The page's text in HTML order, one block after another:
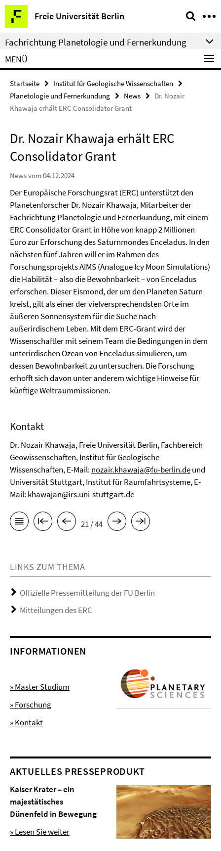
Springe
direkt
zu
Inhalt
Freie Universität Berlin
Service-
Navigation
Fachrichtung Planetologie und Fernerkundung
MENÜ
Startseite
Institut für Geologische Wissenschaften
Planetologie und Fernerkundung
News
Dr. Nozair
Khawaja erhält ERC Consolidator Grant
Dr. Nozair Khawaja erhält ERC
Consolidator Grant
News vom 04.12.2024
Der Europäische Forschungsrat (ERC) unterstützt den
Planetenforscher Dr. Nozair Khawaja, Mitarbeiter der
Fachrichtung Planetologie und Fernerkundung, mit einem
ERC Consolidator Grant in Höhe von knapp 2 Millionen
Euro zur Erforschung des Saturnmondes Enceladus. In den
nächsten fünf Jahren will er im Rahmen des
Forschungsprojekts AIMS (Analogue Icy Moon Simulations)
die Habilität – also die Bewohnbarkeit – von Enceladus
erforschen. Dieser Eismond, der um den Planeten Saturn
kreist, gilt als einer der vielversprechendsten Orte im
äußeren Sonnensystem für die Suche nach
außerirdischem Leben. Mit dem ERC-Grant wird der
Wissenschaftler mit seinem Team die Bedingungen in dem
unterirdischen Ozean von Enceladus simulieren, um
dessen Bewohnbarkeit zu untersuchen. Die Forschung
erhofft sich davon unter anderem wichtige Hinweise für
künftige Weltraummissionen.
Kontakt
Dr. Nozair Khawaja, Freie Universität Berlin, Fachbereich
Geowissenschaften, Institut für Geologische
Wissenschaften, E-Mail: nozair.khawaja@fu-berlin.deund
Universität Stuttgart, Institut für Raumfahrtsysteme, E-
Mail: khawajan@irs.uni-stuttgart.de
21 / 44
LINKS ZUM THEMA
Offizielle Pressemitteilung der FU Berlin
Mitteilungen des ERC
INFORMATIONEN
» Master Studium
» Forschung
» Kontakt
AKTUELLES PRESSEPRODUKT
Kaiser Krater – ein
majestätisches
Dünenfeld in Bewegung
» Lesen Sie weiter